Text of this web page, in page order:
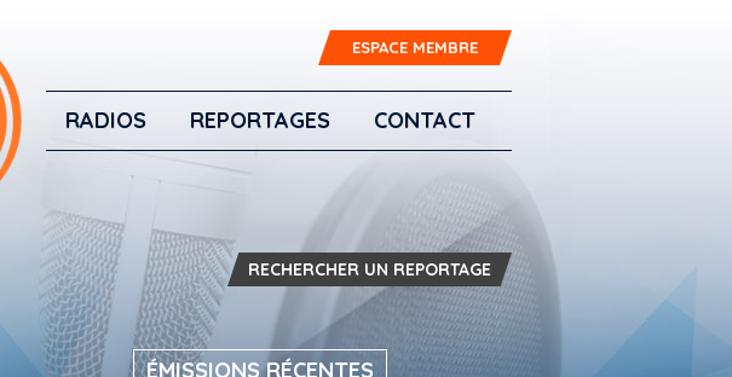
ESPACE MEMBRE
RADIOS REPORTAGES CONTACT
RECHERCHER UN REPORTAGE
ÉMISSIONS RÉCENTES